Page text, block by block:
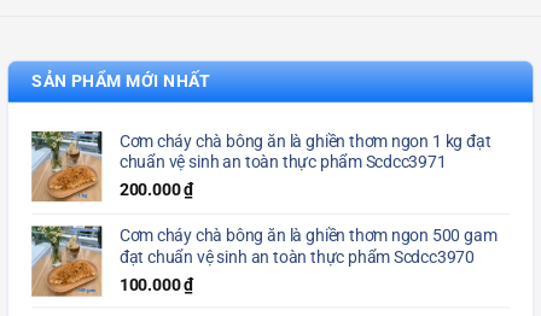
SẢN PHẨM MỚI NHẤT
Cơm cháy chà bông ăn là ghiền thơm ngon 1 kg đạt
chuẩn vệ sinh an toàn thực phẩm Scdcc3971
200.000₫
Cơm cháy chà bông ăn là ghiền thơm ngon 500 gam
đạt chuẩn vệ sinh an toàn thực phẩm Scdcc3970
100.000₫